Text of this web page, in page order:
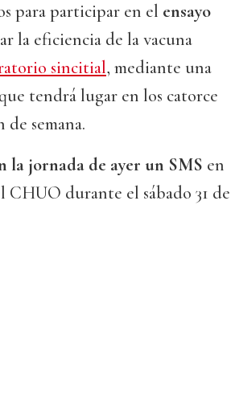
para participar en el ensayo
la eficiencia de la vacuna
sincitial, mediante una
tendrá lugar en los catorce
semana.
la jornada de ayer un SMS en
durante el sábado 31 de